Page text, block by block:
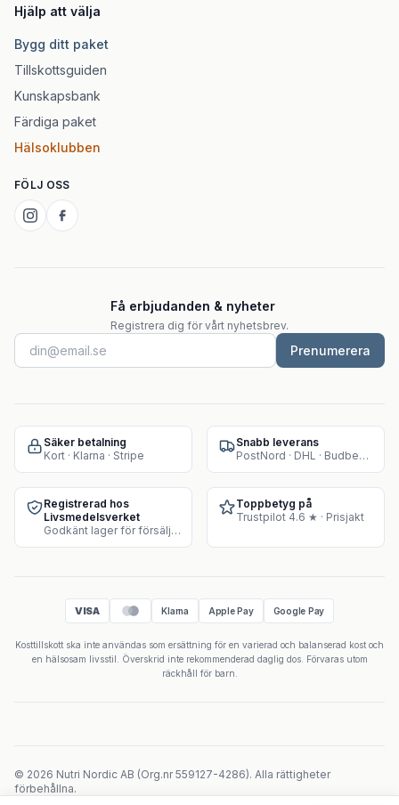
Hjälp att välja
Bygg ditt paket
Tillskottsguiden
Kunskapsbank
Färdiga paket
Hälsoklubben
FÖLJ OSS
Få erbjudanden & nyheter
Registrera dig för vårt nyhetsbrev.
Prenumerera
Säker betalning
Kort · Klarna · Stripe
Snabb leverans
PostNord · DHL · Budbee · Instabox
Registrerad hos
Livsmedelsverket
Godkänt lager för försäljning av kosttillskott
Toppbetyg på
Trustpilot 4.6 ★ · Prisjakt
VISA Klarna Apple Pay Google Pay
Kosttillskott ska inte användas som ersättning för en varierad och balanserad kost och
en hälsosam livsstil. Överskrid inte rekommenderad daglig dos. Förvaras utom
räckhåll för barn.
© 2026 Nutri Nordic AB (Org.nr 559127-4286). Alla rättigheter
förbehållna.